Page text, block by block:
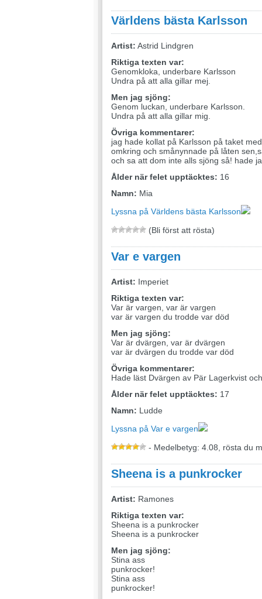
Världens bästa Karlsson
Artist: Astrid Lindgren
Riktiga texten var:
Genomkloka, underbare Karlsson
Undra på att alla gillar mej.
Men jag sjöng:
Genom luckan, underbare Karlsson.
Undra på att alla gillar mig.
Övriga kommentarer:
jag hade kollat på Karlsson på taket
omkring och smånynnade på låten
och sa att dom inte alls sjöng så! hade
Ålder när felet upptäcktes: 16
Namn: Mia
Lyssna på Världens bästa Karlsson
(Bli först att rösta)
Var e vargen
Artist: Imperiet
Riktiga texten var:
Var är vargen, var är vargen
var är vargen du trodde var död
Men jag sjöng:
Var är dvärgen, var är dvärgen
var är dvärgen du trodde var död
Övriga kommentarer:
Hade läst Dvärgen av Pär Lagerkvist
Ålder när felet upptäcktes: 17
Namn: Ludde
Lyssna på Var e vargen
- Medelbetyg: 4.08, rösta du
Sheena is a punkrocker
Artist: Ramones
Riktiga texten var:
Sheena is a punkrocker
Sheena is a punkrocker
Men jag sjöng:
Stina ass
punkrocker!
Stina ass
punkrocker!